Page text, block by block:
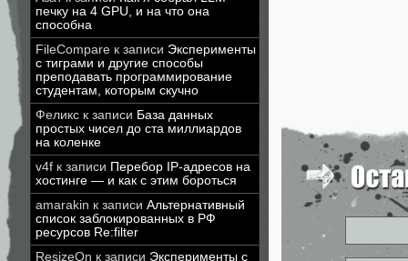
печку на 4 GPU, и на что она
способна
FileCompare к записи Эксперименты
с тиграми и другие способы
преподавать программирование
студентам, которым скучно
Феликс к записи База данных
простых чисел до ста миллиардов
на коленке
v4f к записи Перебор IP-адресов на
хостинге — и как с этим бороться
amarakin к записи Альтернативный
список заблокированных в РФ
ресурсов Re:filter
ResizeOn к записи Эксперименты с